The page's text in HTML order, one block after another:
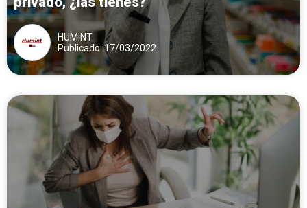
HUMINT
Publicado: 17/03/2022